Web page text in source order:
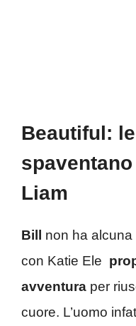
Beautiful:
Liam
Bill non ha
con Katie Ele
avventura per
cuore. L’uomo